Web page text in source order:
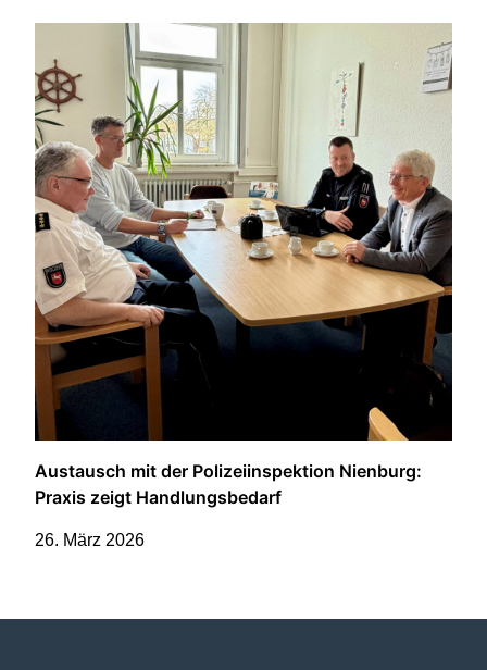
Austausch mit der Polizeiinspektion Nienburg:
Praxis zeigt Handlungsbedarf
26. März 2026